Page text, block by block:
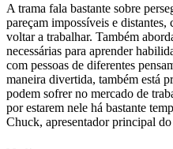
A trama fala bastante sobre
pareçam impossíveis e
voltar a trabalhar. Também
necessárias para aprender
com pessoas de diferentes
maneira divertida, também está
podem sofrer no mercado de
por estarem nele há bastante
Chuck, apresentador principal